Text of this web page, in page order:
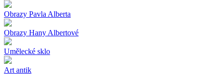
Obrazy Pavla Alberta
Obrazy Hany Albertové
Umělecké sklo
Art antik